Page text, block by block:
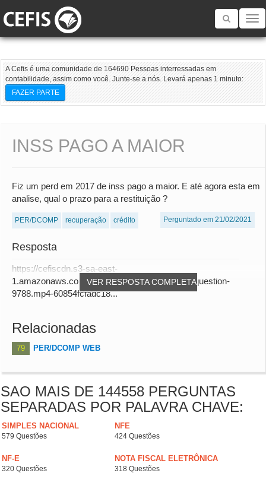
Toggle
A Cefis é uma comunidade de 164690 Pessoas interressadas em
contabilidade, assim como você. Junte-se a nós. Levará apenas 1 minuto:
FAZER PARTE
INSS PAGO A MAIOR
Fiz um perd em 2017 de inss pago a maior. E até agora esta em
analise, qual o prazo para a restituição ?
PER/DCOMP recuperação crédito Perguntado em 21/02/2021
Resposta
VER RESPOSTA COMPLETA
https://cefiscdn.s3-sa-east-
1.amazonaws.com/audio_answers/answer-for-question-
9788.mp4-60854fcfadc18...
Relacionadas
79 PER/DCOMP WEB
SAO MAIS DE 144558 PERGUNTAS
SEPARADAS POR PALAVRA CHAVE:
SIMPLES NACIONAL
579 Questões
NFE
424 Questões
NF-E
320 Questões
NOTA FISCAL ELETRÔNICA
318 Questões